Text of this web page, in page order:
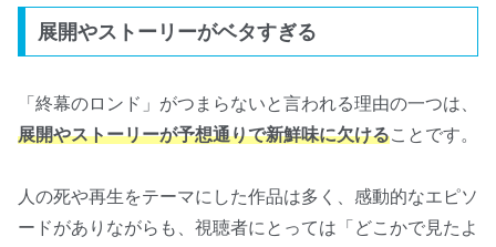
展開やストーリーがベタすぎる
「終幕のロンド」がつまらないと言われる理由の一つは、
展開やストーリーが予想通りで新鮮味に欠けることです。
人の死や再生をテーマにした作品は多く、感動的なエピソ
ードがありながらも、視聴者にとっては「どこかで見たよ